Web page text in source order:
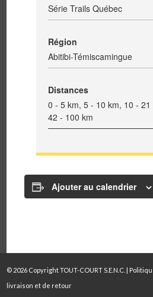
Série Trails Québec
Région
Abitibi-Témiscamingue
Distances
0 - 5 km, 5 - 10 km, 10 -
42 - 100 km
Ajouter au calendrier
© 2026 Copyright TOUT-COURT S.E.N.C. |
livraison et de retour